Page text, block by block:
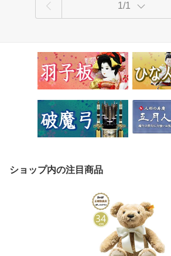
1/1
ショップ内の注目商品